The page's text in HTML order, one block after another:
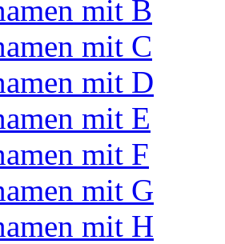
mit B
mit C
mit D
mit E
mit F
mit G
mit H